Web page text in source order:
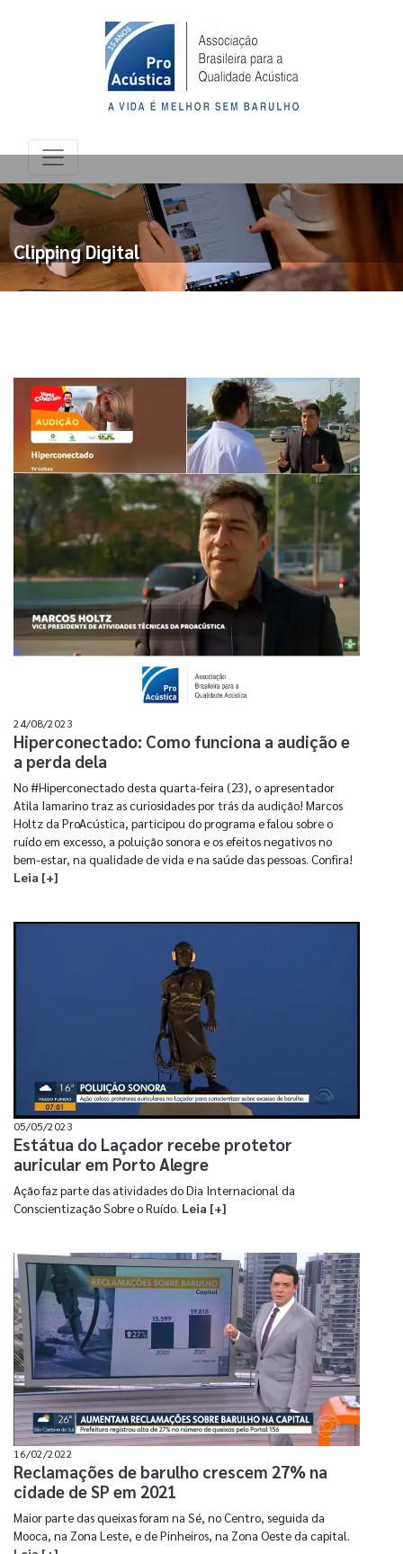
Clipping Digital
24/08/2023
Hiperconectado: Como funciona a audição e
a perda dela
No #Hiperconectado desta quarta-feira (23), o apresentador
Atila Iamarino traz as curiosidades por trás da audição! Marcos
Holtz da ProAcústica, participou do programa e falou sobre o
ruído em excesso, a poluição sonora e os efeitos negativos no
bem-estar, na qualidade de vida e na saúde das pessoas. Confira!
Leia [+]
05/05/2023
Estátua do Laçador recebe protetor
auricular em Porto Alegre
Ação faz parte das atividades do Dia Internacional da
Conscientização Sobre o Ruído. Leia [+]
16/02/2022
Reclamações de barulho crescem 27% na
cidade de SP em 2021
Maior parte das queixas foram na Sé, no Centro, seguida da
Mooca, na Zona Leste, e de Pinheiros, na Zona Oeste da capital.